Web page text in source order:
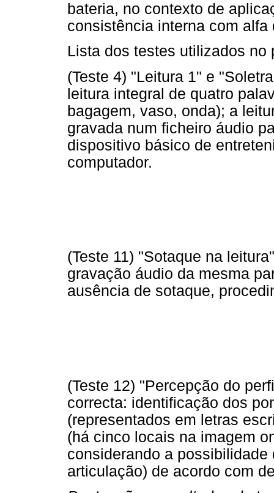
bateria, no contexto de
consistência interna com
Lista dos testes utilizados no
(Teste 4) "Leitura 1" e
leitura integral de quatro
bagagem, vaso, onda); a
gravada num ficheiro áudio
dispositivo básico de
computador.
(Teste 11) "Sotaque na
gravação áudio da mesma
ausência de sotaque,
(Teste 12) "Percepção do
correcta: identificação dos
(representados em letras
(há cinco locais na imagem
considerando a
articulação) de acordo com